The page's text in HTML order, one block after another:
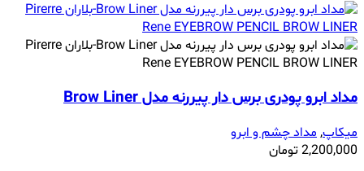
مداد ابرو پودری برس دار پیررنه مدل Brow Liner
میکاپ,مداد چشم و ابرو
2,200,000تومان